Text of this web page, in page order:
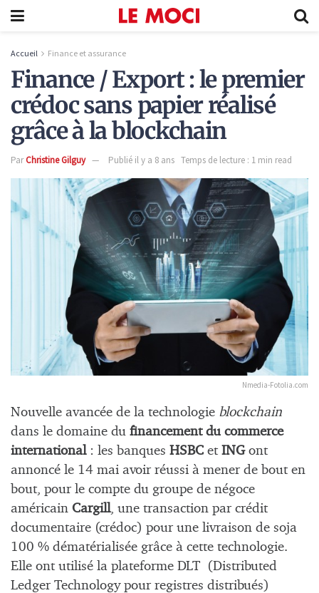
Accueil Finance et assurance
Finance / Export : le premier
crédoc sans papier réalisé
grâce à la blockchain
ParChristine Gilguy Publié il y a 8 ans Temps de lecture : 1 min read
Nmedia-Fotolia.com
Nouvelle avancée de la technologie blockchain
dans le domaine du financement du commerce
international: les banques HSBC et INGont
annoncé le 14 mai avoir réussi à mener de bout en
bout, pour le compte du groupe de négoce
américain Cargill, une transaction par crédit
documentaire (crédoc) pour une livraison de soja
100 % dématérialisée grâce à cette technologie.
Elle ont utilisé la plateforme DLT (Distributed
Ledger Technology pour registres distribués)